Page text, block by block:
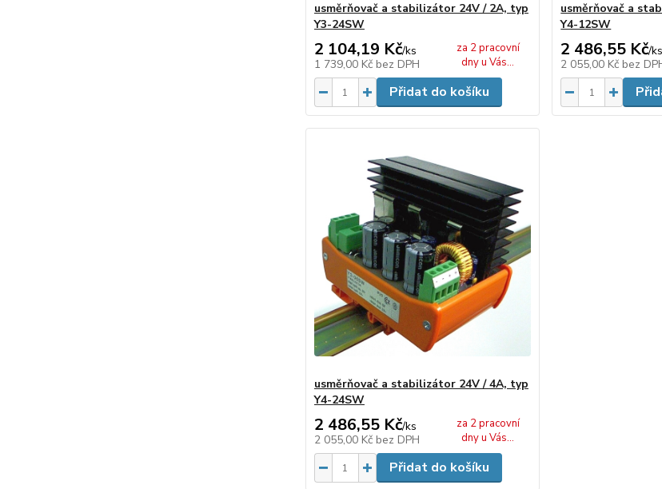
usměrňovač a stabilizátor 24V / 2A, typ
Y3-24SW
2 104,19 Kč/ks
1 739,00 Kč bez DPH
za 2 pracovní
dny u Vás...
Přidat do košíku
usměrňovač a
Y4-12SW
2 486,55 Kč/ks
2 055,00 Kč bez
usměrňovač a stabilizátor 24V / 4A, typ
Y4-24SW
2 486,55 Kč/ks
2 055,00 Kč bez DPH
za 2 pracovní
dny u Vás...
Přidat do košíku